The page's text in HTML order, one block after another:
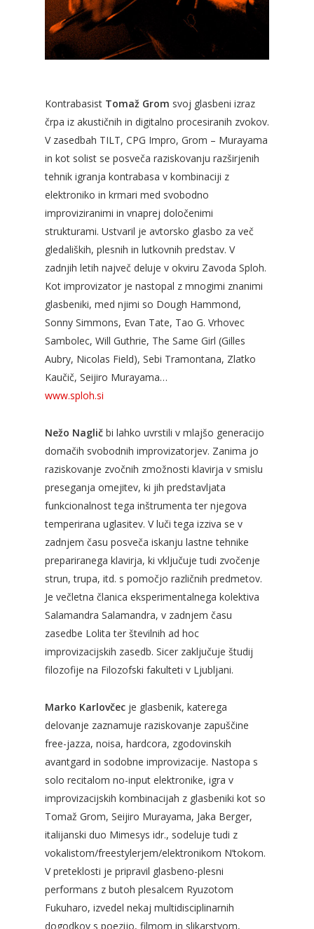
Kontrabasist Tomaž Grom svoj glasbeni izraz
črpa iz akustičnih in digitalno procesiranih zvokov.
V zasedbah TILT, CPG Impro, Grom – Murayama
in kot solist se posveča raziskovanju razširjenih
tehnik igranja kontrabasa v kombinaciji z
elektroniko in krmari med svobodno
improviziranimi in vnaprej določenimi
strukturami. Ustvaril je avtorsko glasbo za več
gledaliških, plesnih in lutkovnih predstav. V
zadnjih letih največ deluje v okviru Zavoda Sploh.
Kot improvizator je nastopal z mnogimi znanimi
glasbeniki, med njimi so Dough Hammond,
Sonny Simmons, Evan Tate, Tao G. Vrhovec
Sambolec, Will Guthrie, The Same Girl (Gilles
Aubry, Nicolas Field), Sebi Tramontana, Zlatko
Kaučič, Seijiro Murayama…
www.sploh.si
Nežo Naglič bi lahko uvrstili v mlajšo generacijo
domačih svobodnih improvizatorjev. Zanima jo
raziskovanje zvočnih zmožnosti klavirja v smislu
preseganja omejitev, ki jih predstavljata
funkcionalnost tega inštrumenta ter njegova
temperirana uglasitev. V luči tega izziva se v
zadnjem času posveča iskanju lastne tehnike
prepariranega klavirja, ki vključuje tudi zvočenje
strun, trupa, itd. s pomočjo različnih predmetov.
Je večletna članica eksperimentalnega kolektiva
Salamandra Salamandra, v zadnjem času
zasedbe Lolita ter številnih ad hoc
improvizacijskih zasedb. Sicer zaključuje študij
filozofije na Filozofski fakulteti v Ljubljani.
Marko Karlovčec je glasbenik, katerega
delovanje zaznamuje raziskovanje zapuščine
free-jazza, noisa, hardcora, zgodovinskih
avantgard in sodobne improvizacije. Nastopa s
solo recitalom no-input elektronike, igra v
improvizacijskih kombinacijah z glasbeniki kot so
Tomaž Grom, Seijiro Murayama, Jaka Berger,
italijanski duo Mimesys idr., sodeluje tudi z
vokalistom/freestylerjem/elektronikom N’tokom.
V preteklosti je pripravil glasbeno-plesni
performans z butoh plesalcem Ryuzotom
Fukuharo, izvedel nekaj multidisciplinarnih
dogodkov s poezijo, filmom in slikarstvom,